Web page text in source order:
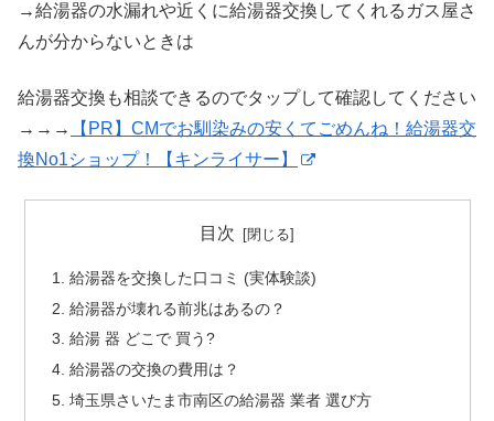
→給湯器の水漏れや近くに給湯器交換してくれるガス屋さ
んが分からないときは
給湯器交換も相談できるのでタップして確認してください
→→→
【PR】CMでお馴染みの安くてごめんね！給湯器交
換No1ショップ！【キンライサー】
目次
給湯器を交換した口コミ (実体験談)
給湯器が壊れる前兆はあるの？
給湯 器 どこで 買う?
給湯器の交換の費用は？
埼玉県さいたま市南区の給湯器 業者 選び方